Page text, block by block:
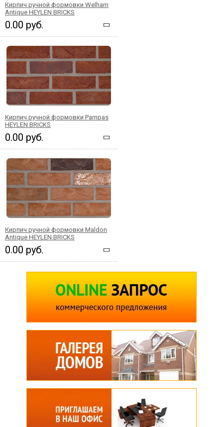
Кирпич ручной формовки Welham
Antique HEYLEN BRICKS
0.00 руб.
Кирпич ручной формовки Pampas
HEYLEN BRICKS
0.00 руб.
Кирпич ручной формовки Maldon
Antique HEYLEN BRICKS
0.00 руб.